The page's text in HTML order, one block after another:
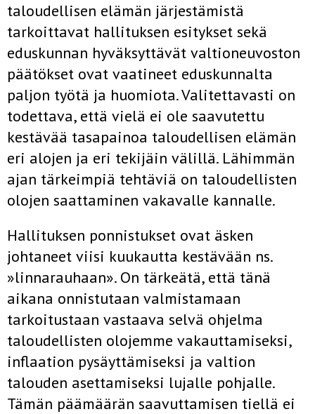
taloudellisen elämän järjestämistä
tarkoittavat hallituksen esitykset sekä
eduskunnan hyväksyttävät valtioneuvoston
päätökset ovat vaatineet eduskunnalta
paljon työtä ja huomiota. Valitettavasti on
todettava, että vielä ei ole saavutettu
kestävää tasapainoa taloudellisen elämän
eri alojen ja eri tekijäin välillä. Lähimmän
ajan tärkeimpiä tehtäviä on taloudellisten
olojen saattaminen vakavalle kannalle.
Hallituksen ponnistukset ovat äsken
johtaneet viisi kuukautta kestävään ns.
»linnarauhaan». On tärkeätä, että tänä
aikana onnistutaan valmistamaan
tarkoitustaan vastaava selvä ohjelma
taloudellisten olojemme vakauttamiseksi,
inflaation pysäyttämiseksi ja valtion
talouden asettamiseksi lujalle pohjalle.
Tämän päämäärän saavuttamisen tiellä ei